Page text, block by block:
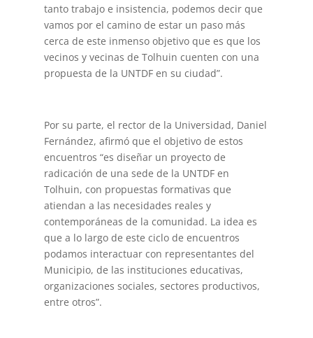
tanto trabajo e insistencia, podemos decir que
vamos por el camino de estar un paso más
cerca de este inmenso objetivo que es que los
vecinos y vecinas de Tolhuin cuenten con una
propuesta de la UNTDF en su ciudad”.
Por su parte, el rector de la Universidad, Daniel
Fernández, afirmó que el objetivo de estos
encuentros “es diseñar un proyecto de
radicación de una sede de la UNTDF en
Tolhuin, con propuestas formativas que
atiendan a las necesidades reales y
contemporáneas de la comunidad. La idea es
que a lo largo de este ciclo de encuentros
podamos interactuar con representantes del
Municipio, de las instituciones educativas,
organizaciones sociales, sectores productivos,
entre otros”.